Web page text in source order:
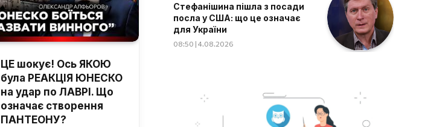
ЦЕ шокує! Ось ЯКОЮ
була РЕАКЦІЯ ЮНЕСКО
на удар по ЛАВРІ. Що
означає створення
ПАНТЕОНУ?
Стефанішина пішла з посади
посла у США: що це означає
для України
08:50 | 4.08.2026